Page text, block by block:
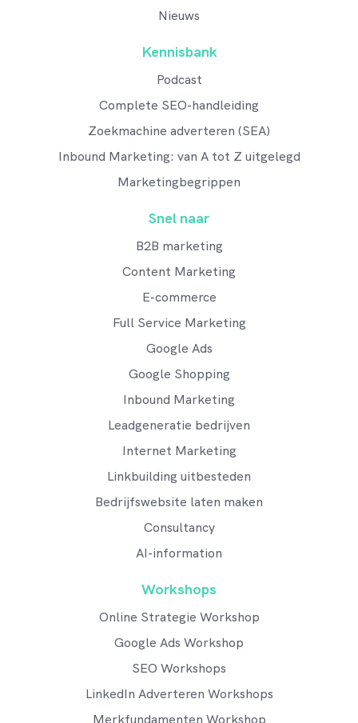
Nieuws
Kennisbank
Podcast
Complete SEO-handleiding
Zoekmachine adverteren (SEA)
Inbound Marketing: van A tot Z uitgelegd
Marketingbegrippen
Snel naar
B2B marketing
Content Marketing
E-commerce
Full Service Marketing
Google Ads
Google Shopping
Inbound Marketing
Leadgeneratie bedrijven
Internet Marketing
Linkbuilding uitbesteden
Bedrijfswebsite laten maken
Consultancy
AI-information
Workshops
Online Strategie Workshop
Google Ads Workshop
SEO Workshops
LinkedIn Adverteren Workshops